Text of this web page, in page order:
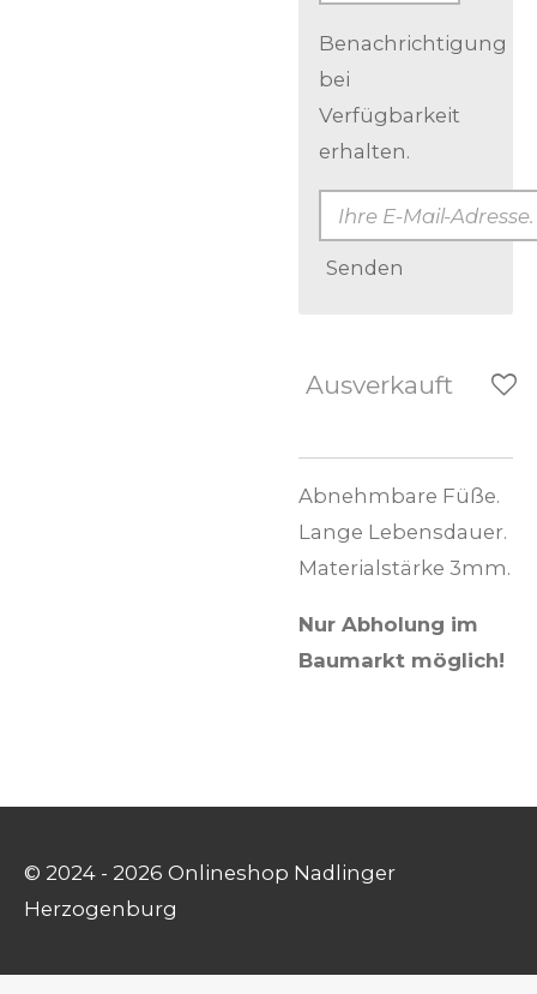
Benachrichtigung
bei
Verfügbarkeit
erhalten.
Senden
Ausverkauft
Abnehmbare Füße.
Lange Lebensdauer.
Materialstärke 3mm.
Nur Abholung im
Baumarkt möglich!
© 2024 - 2026 Onlineshop Nadlinger
Herzogenburg